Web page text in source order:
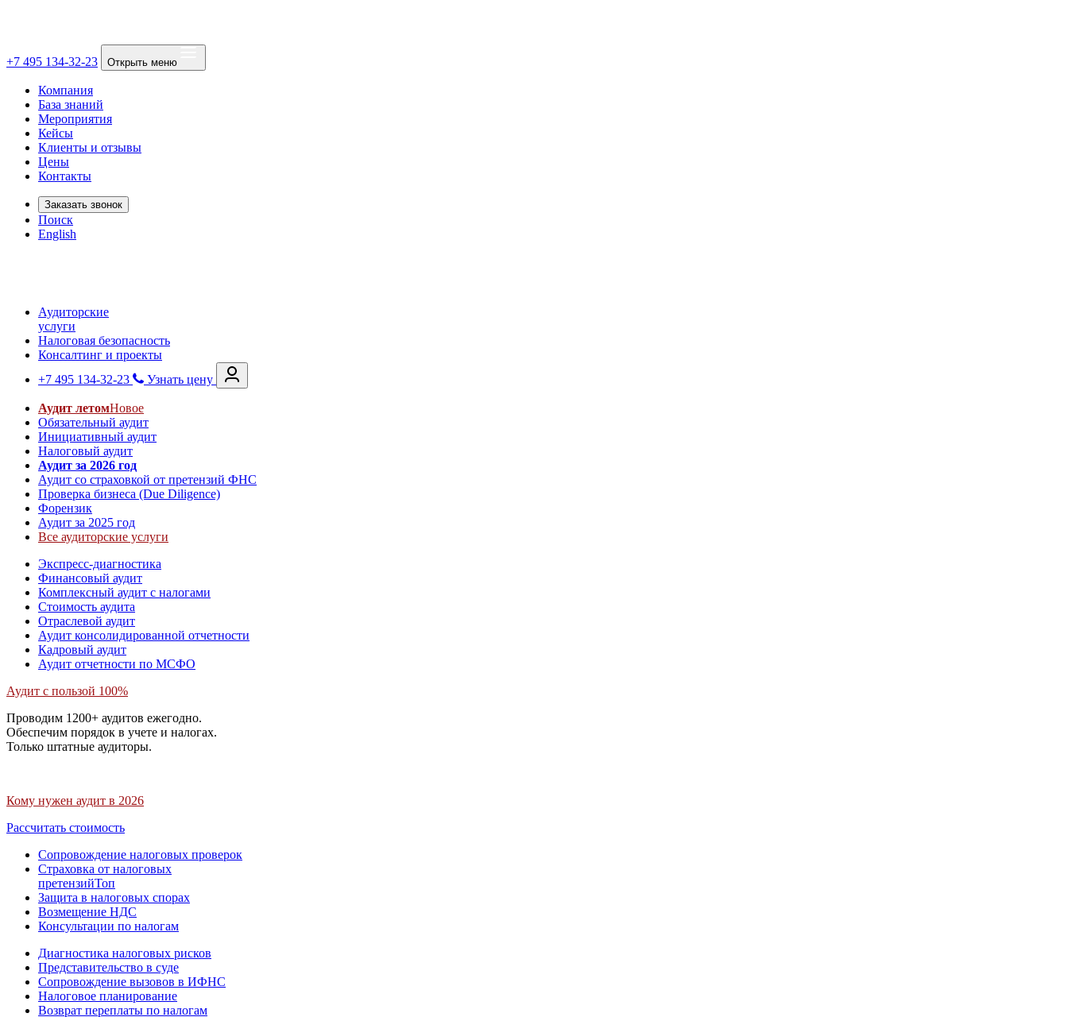
+7 495 134-32-23 Открыть меню
Компания
База знаний
Мероприятия
Кейсы
Клиенты и отзывы
Цены
Контакты
Заказать звонок
Поиск
English
Аудиторские
услуги
Налоговая безопасность
Консалтинг и проекты
+7 495 134-32-23
Узнать цену
Аудит летомНовое
Обязательный аудит
Инициативный аудит
Налоговый аудит
Аудит за 2026 год
Аудит со страховкой от претензий ФНС
Проверка бизнеса (Due Diligence)
Форензик
Аудит за 2025 год
Все аудиторские услуги
Экспресс-диагностика
Финансовый аудит
Комплексный аудит с налогами
Стоимость аудита
Отраслевой аудит
Аудит консолидированной отчетности
Кадровый аудит
Аудит отчетности по МСФО
Аудит с пользой 100%
Проводим 1200+ аудитов ежегодно.
Обеспечим порядок в учете и налогах.
Только штатные аудиторы.
Кому нужен аудит в 2026
Рассчитать стоимость
Сопровождение налоговых проверок
Страховка от налоговых
претензийТоп
Защита в налоговых спорах
Возмещение НДС
Консультации по налогам
Диагностика налоговых рисков
Представительство в суде
Сопровождение вызовов в ИФНС
Налоговое планирование
Возврат переплаты по налогам